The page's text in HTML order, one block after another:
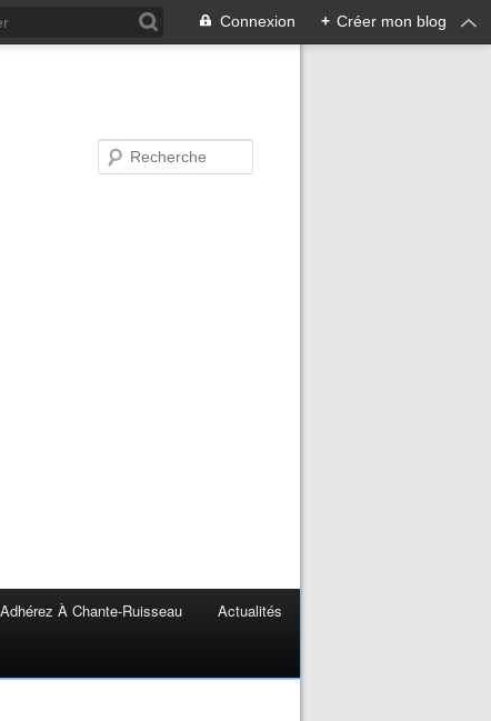
Connexion + Créer mon blog
Adhérez À Chante-Ruisseau Actualités